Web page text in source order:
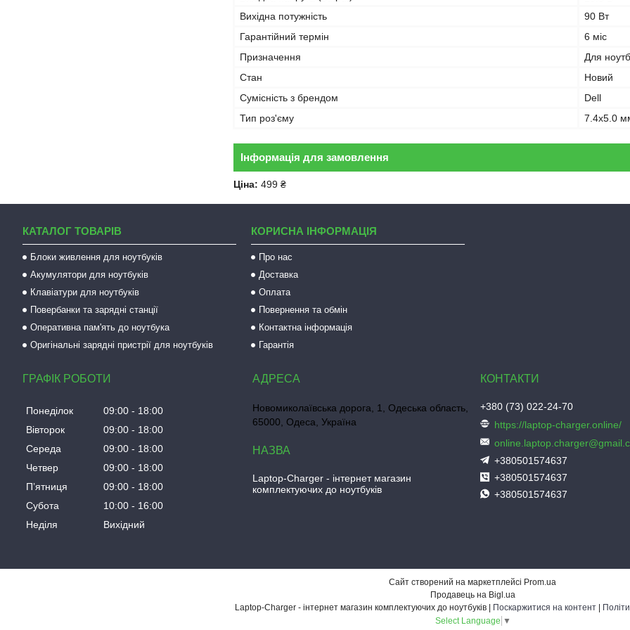
Вихідна потужність
90 Вт
Гарантійний термін
6 міс
Призначення
Для
Стан
Новий
Сумісність з брендом
Dell
Тип роз'єму
7.4x5.0
Інформація для замовлення
Ціна: 499 ₴
КАТАЛОГ ТОВАРІВ
Блоки живлення для ноутбуків
Акумулятори для ноутбуків
Клавіатури для ноутбуків
Повербанки та зарядні станції
Оперативна пам'ять до ноутбука
Оригінальні зарядні пристрії для ноутбуків
КОРИСНА ІНФОРМАЦІЯ
Про нас
Доставка
Оплата
Повернення та обмін
Контактна інформація
Гарантія
ГРАФІК РОБОТИ
Понеділок 09:00
18:00
Вівторок
09:00
18:00
Середа
09:00
18:00
Четвер
09:00
18:00
Пʼятниця
09:00
18:00
Субота
10:00
16:00
Неділя
Вихідний
Новомиколаївська дорога, 1, Одеська область,
65000, Одеса, Україна
Laptop-Charger - інтернет магазин
комплектуючих до ноутбуків
+380 (73) 022-24-70
https://laptop-charger.online/
+380501574637
+380501574637
+380501574637
Сайт створений на маркетплейсі Prom.ua
Продавець на Bigl.ua
Поскаржитися на контент
Select Language ▼